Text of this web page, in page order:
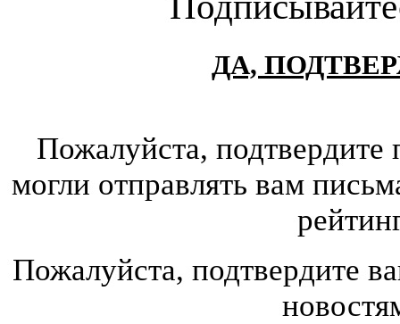
ДА,
Пожалуйста,
могли отправлять вам
Пожалуйста, подтвердите